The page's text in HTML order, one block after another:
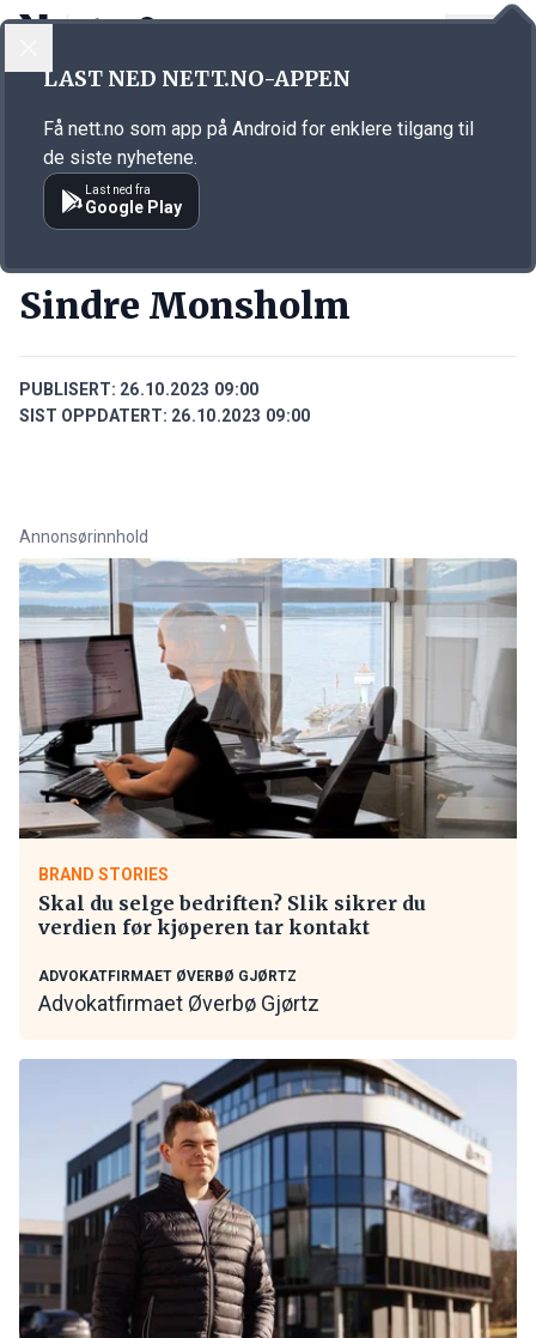
Annonsørinnhold
Sindre Monsholm
PUBLISERT: 26.10.2023 09:00
SIST OPPDATERT: 26.10.2023 09:00
Annonsørinnhold
BRAND STORIES
Skal du selge bedriften? Slik sikrer du
verdien før kjøperen tar kontakt
ADVOKATFIRMAET ØVERBØ GJØRTZ
Advokatfirmaet Øverbø Gjørtz
LAST NED NETT.NO-APPEN
Få nett.no som app på Android for enklere tilgang til
de siste nyhetene.
Last ned fra
Google Play